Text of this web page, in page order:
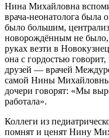
Нина Михайловна
врача‑неонатолога
было большим,
новорождённым не было,
руках везти в
она с гордостью
друзей — врачей
самой Нины Михайловны
дочери говорят: «Мы
работала».
Коллеги из
помнят и ценят Нину